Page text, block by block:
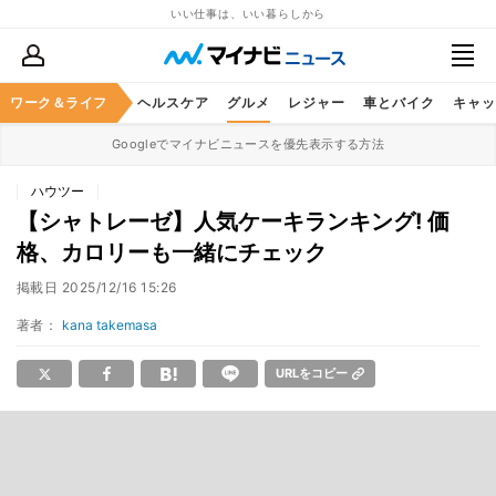
いい仕事は、いい暮らしから
ワーク＆ライフ
マネー 暮らし ヘルスケア グルメ レジャー 車とバイク キャ
Googleでマイナビニュースを優先表示する方法
ハウツー
【シャトレーゼ】人気ケーキランキング! 価
格、カロリーも一緒にチェック
掲載日 2025/12/16 15:26
著者： kana takemasa
URLをコピー